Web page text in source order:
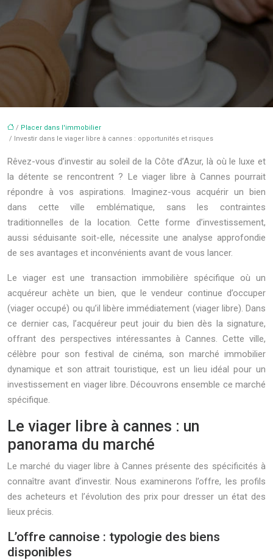
/ Placer dans l'immobilier
/ Investir dans le viager libre à cannes : opportunités et risques
Rêvez-vous d’investir au soleil de la Côte d’Azur, là où le luxe et
la détente se rencontrent ? Le viager libre à Cannes pourrait
répondre à vos aspirations. Imaginez-vous acquérir un bien
dans cette ville emblématique, sans les contraintes
traditionnelles de la location. Cette forme d’investissement,
aussi séduisante soit-elle, nécessite une analyse approfondie
de ses avantages et inconvénients avant de vous lancer.
Le viager est une transaction immobilière spécifique où un
acquéreur achète un bien, que le vendeur continue d’occuper
(viager occupé) ou qu’il libère immédiatement (viager libre). Dans
ce dernier cas, l’acquéreur peut jouir du bien dès la signature,
offrant des perspectives intéressantes à Cannes. Cette ville,
célèbre pour son festival de cinéma, son marché immobilier
dynamique et son attrait touristique, est un lieu idéal pour un
investissement en viager libre. Découvrons ensemble ce marché
spécifique.
Le viager libre à cannes : un
panorama du marché
Le marché du viager libre à Cannes présente des spécificités à
connaître avant d’investir. Nous examinerons l’offre, les profils
des acheteurs et l’évolution des prix pour dresser un état des
lieux précis.
L’offre cannoise : typologie des biens
disponibles